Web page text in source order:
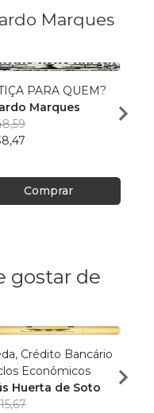
Marques
PARA QUEM?
Marques
Comprar
R$
gostar de
Crédito Bancário
Econômicos
Huerta de Soto
R$